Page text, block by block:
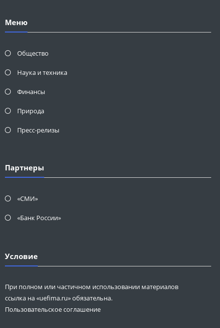
Меню
Общество
Наука и техника
Финансы
Природа
Пресс-релизы
Партнеры
«СМИ»
«Банк России»
Условие
При полном или частичном использовании материалов
ссылка на «uefima.ru» обязательна.
Пользовательское соглашение